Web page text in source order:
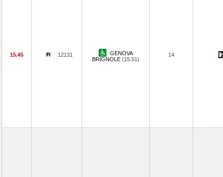
15.45 12131
GENOVA
BRIGNOLE (15.51)
14